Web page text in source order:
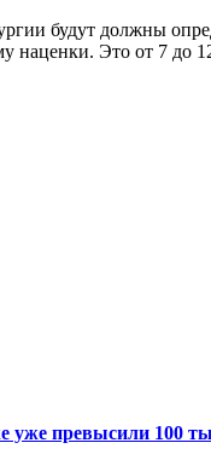
будут должны
наценки. Это от 7 до
уже превысили 100